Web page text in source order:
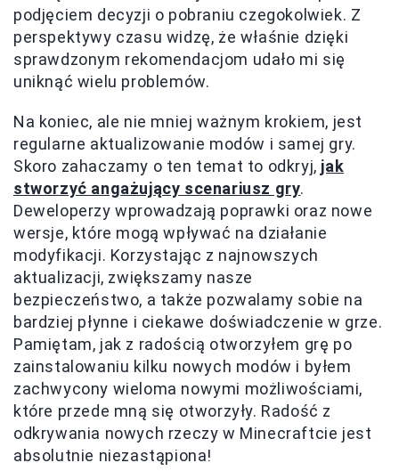
podjęciem decyzji o pobraniu czegokolwiek. Z
perspektywy czasu widzę, że właśnie dzięki
sprawdzonym rekomendacjom udało mi się
uniknąć wielu problemów.
Na koniec, ale nie mniej ważnym krokiem, jest
regularne aktualizowanie modów i samej gry.
Skoro zahaczamy o ten temat to odkryj, jak
stworzyć angażujący scenariusz gry.
Deweloperzy wprowadzają poprawki oraz nowe
wersje, które mogą wpływać na działanie
modyfikacji. Korzystając z najnowszych
aktualizacji, zwiększamy nasze
bezpieczeństwo, a także pozwalamy sobie na
bardziej płynne i ciekawe doświadczenie w grze.
Pamiętam, jak z radością otworzyłem grę po
zainstalowaniu kilku nowych modów i byłem
zachwycony wieloma nowymi możliwościami,
które przede mną się otworzyły. Radość z
odkrywania nowych rzeczy w Minecraftcie jest
absolutnie niezastąpiona!